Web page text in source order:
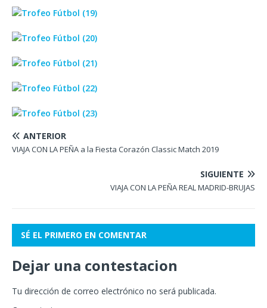
ANTERIOR
VIAJA CON LA PEÑA a la Fiesta Corazón Classic Match 2019
SIGUIENTE
VIAJA CON LA PEÑA REAL MADRID-BRUJAS
SÉ EL PRIMERO EN COMENTAR
Dejar una contestacion
Tu dirección de correo electrónico no será publicada.